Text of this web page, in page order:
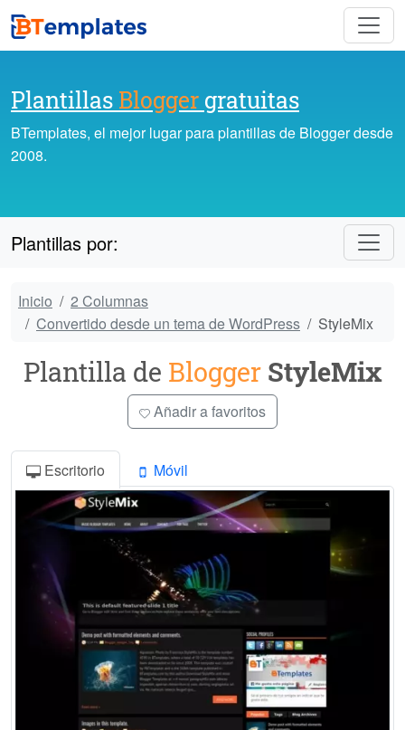
Plantillas Blogger gratuitas
BTemplates, el mejor lugar para plantillas de Blogger desde
2008.
Plantillas por:
Inicio
2 Columnas
Convertido desde un tema de WordPress
StyleMix
Plantilla de Blogger StyleMix
Añadir a favoritos
Escritorio Móvil